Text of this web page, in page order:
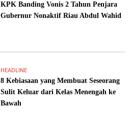
KPK Banding Vonis 2 Tahun Penjara
Gubernur Nonaktif Riau Abdul Wahid
HEADLINE
8 Kebiasaan yang Membuat Seseorang
Sulit Keluar dari Kelas Menengah ke
Bawah